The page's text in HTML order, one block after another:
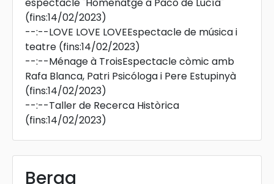
(fins:14/02/2023)
--:--LOVE LOVE LOVEEspectacle de música i
teatre (fins:14/02/2023)
--:--Ménage à TroisEspectacle còmic amb
Rafa Blanca, Patri Psicóloga i Pere Estupinyà
(fins:14/02/2023)
--:--Taller de Recerca Històrica
(fins:14/02/2023)
Berga